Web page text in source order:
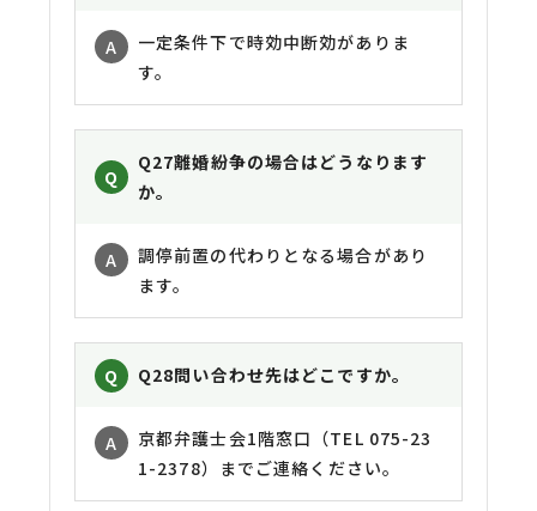
一定条件下で時効中断効がありま
す。
Q27離婚紛争の場合はどうなります
か。
調停前置の代わりとなる場合があり
ます。
Q28問い合わせ先はどこですか。
京都弁護士会1階窓口（TEL 075-23
1-2378）までご連絡ください。